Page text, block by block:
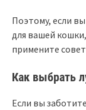
Поэтому, если
для вашей
примените
Как выбрать
Если вы